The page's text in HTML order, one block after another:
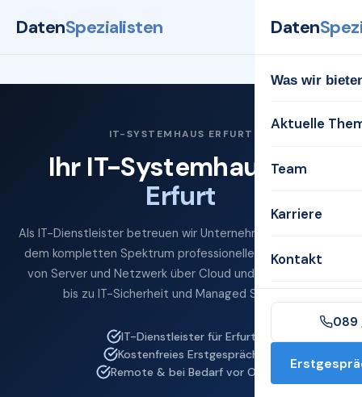
DatenSpezialisten Daten
Was wir
Aktuelle
Team
Karriere
Kontakt
089
IT-SYSTEMHAUS ERFURT
Ihr IT-Systemhaus für
Erfurt
Als IT-Dienstleister betreuen wir Unternehmen in Erfurt mit
dem kompletten Spektrum professioneller IT-Services —
von Server und Netzwerk über Cloud und Microsoft 365
bis zu IT-Sicherheit und Managed Services.
IT-Dienstleister für Erfurt
Kostenfreies Erstgespräch
Remote & bei Bedarf vor Ort